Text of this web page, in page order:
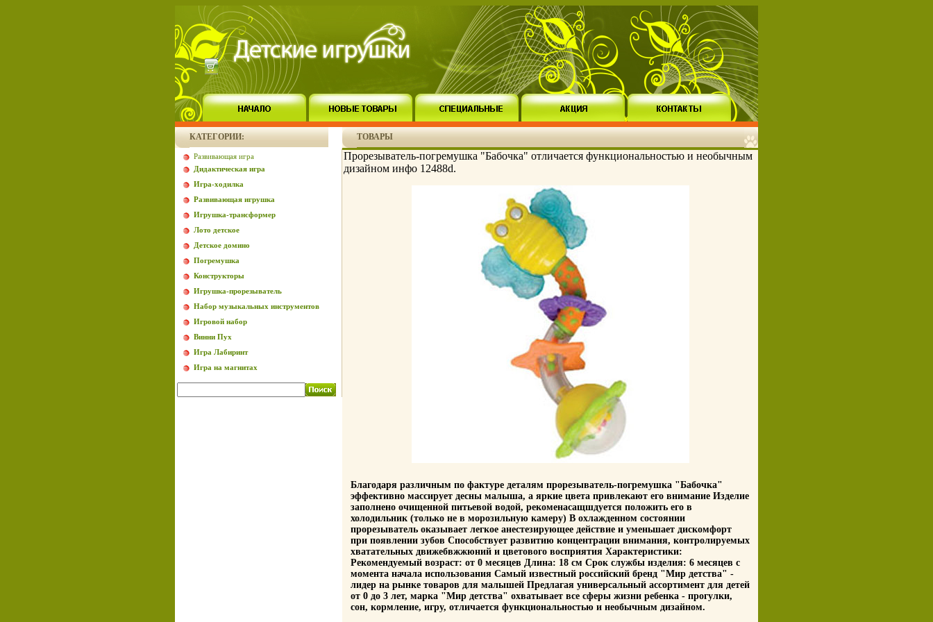
КАТЕГОРИИ:
Развивающая игра
Дидактическая игра
Игра-ходилка
Развивающая игрушка
Игрушка-трансформер
Лото детское
Детское домино
Погремушка
Конструкторы
Игрушка-прорезыватель
Набор музыкальных инструментов
Игровой набор
Винни Пух
Игра Лабиринт
Игра на магнитах
ТОВАРЫ
Прорезыватель-погремушка "Бабочка" отличается функциональностью и необычным
дизайном инфо 12488d.
Благодаря различным по фактуре деталям прорезыватель-погремушка "Бабочка"
эффективно массирует десны малыша, а яркие цвета привлекают его внимание Изделие
заполнено очищенной питьевой водой, рекоменасащшдуется положить его в
холодильник (только не в морозильную камеру) В охлажденном состоянии
прорезыватель оказывает легкое анестезирующее действие и уменьшает дискомфорт
при появлении зубов Способствует развитию концентрации внимания, контролируемых
хватательных движебвжжюний и цветового восприятия Характеристики:
Рекомендуемый возраст: от 0 месяцев Длина: 18 см Срок службы изделия: 6 месяцев с
момента начала использования Самый известный российский бренд "Мир детства" -
лидер на рынке товаров для малышей Предлагая универсальный ассортимент для детей
от 0 до 3 лет, марка "Мир детства" охватывает все сферы жизни ребенка - прогулки,
сон, кормление, игру, отличается функциональностью и необычным дизайном.